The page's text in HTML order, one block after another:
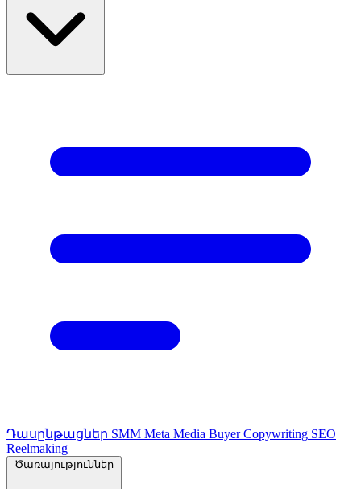
Դասընթացներ SMM Meta Media Buyer Copywriting SEO
Reelmaking
Ծառայություններ